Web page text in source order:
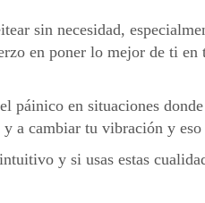
sin necesidad,
en poner lo mejor de ti
páinico en situaciones
a cambiar tu vibración y
y si usas estas